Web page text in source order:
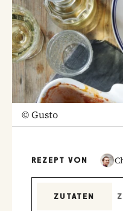
©Gusto
REZEPT VON
ZUTATEN